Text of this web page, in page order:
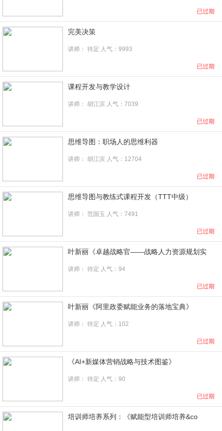
已过期
完美决策
讲师： 待定 人气：9993
已过期
课程开发与教学设计
讲师： 胡江滨 人气：7039
已过期
思维导图：职场人的思维利器
讲师： 胡江滨 人气：12704
已过期
思维导图与教练式课程开发（TTT中级）
讲师： 范国玉 人气：7491
已过期
叶新丽《卓越战略官――战略人力资源规划实
讲师： 待定 人气：94
已过期
叶新丽《阿里政委赋能业务的落地宝典》
讲师： 待定 人气：102
已过期
《AI+新媒体营销战略与技术图鉴》
讲师： 待定 人气：90
已过期
培训师培养系列：《赋能型培训师培养&co